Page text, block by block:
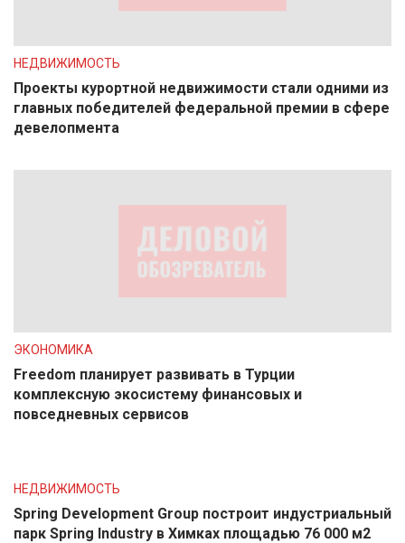
НЕДВИЖИМОСТЬ
Проекты курортной недвижимости стали одними из
главных победителей федеральной премии в сфере
девелопмента
ЭКОНОМИКА
Freedom планирует развивать в Турции
комплексную экосистему финансовых и
повседневных сервисов
НЕДВИЖИМОСТЬ
Spring Development Group построит индустриальный
парк Spring Industry в Химках площадью 76 000 м2